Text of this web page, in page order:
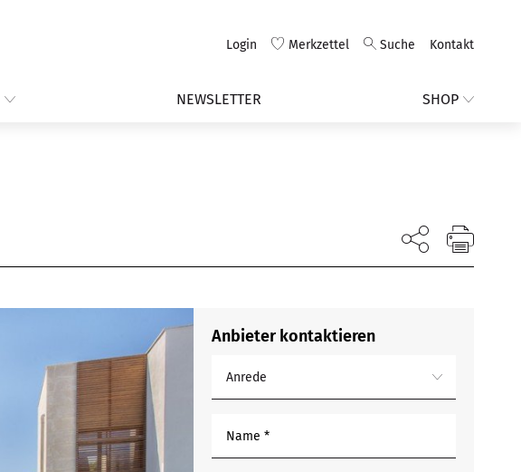
Login Merkzettel Suche Kontakt
NEWSLETTER SHOP
Anbieter kontaktieren
Anrede
Name *